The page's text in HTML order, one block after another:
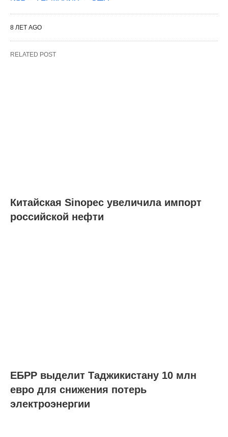
8 ЛЕТ AGO
RELATED POST
Китайская Sinopec увеличила импорт
российской нефти
ЕБРР выделит Таджикистану 10 млн
евро для снижения потерь
электроэнергии